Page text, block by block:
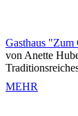
Gasthaus "Zum
von Anette
MEHR